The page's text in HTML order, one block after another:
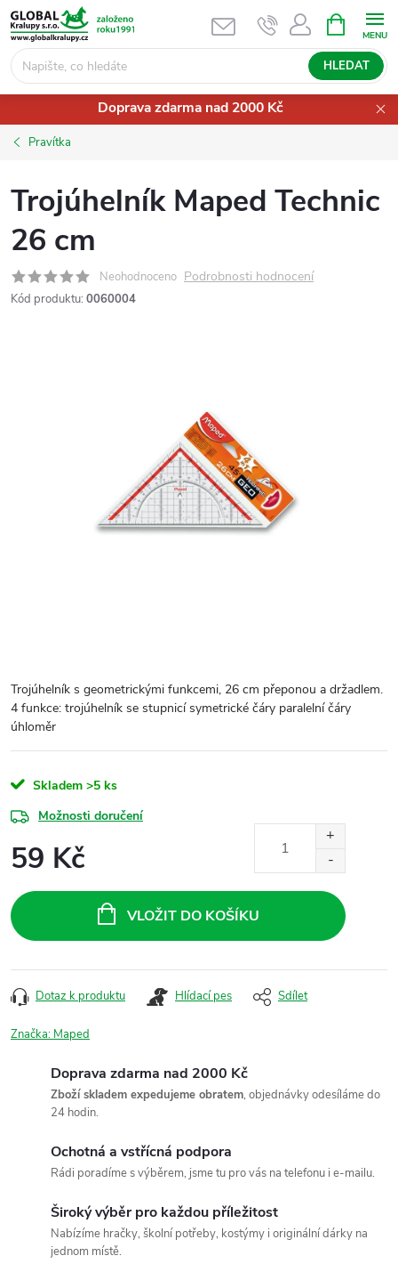
Přejít
na
obsah
HLEDAT
NÁKUPNÍ
KOŠÍK
Doprava zdarma nad 2000 Kč
Pravítka
Trojúhelník Maped Technic
26 cm
Neohodnoceno Podrobnosti hodnocení
Kód produktu: 0060004
Trojúhelník s geometrickými funkcemi, 26 cm přeponou a držadlem.
4 funkce: trojúhelník se stupnicí symetrické čáry paralelní čáry
úhloměr
Skladem >5 ks
Možnosti doručení
59 Kč
cena:
VLOŽIT DO KOŠÍKU
Dotaz k produktu Hlídací pes Sdílet
Značka: Maped
Doprava zdarma nad 2000 Kč
Zboží skladem expedujeme obratem, objednávky odesíláme do
24 hodin.
Ochotná a vstřícná podpora
Rádi poradíme s výběrem, jsme tu pro vás na telefonu i e-mailu.
Široký výběr pro každou příležitost
Nabízíme hračky, školní potřeby, kostýmy i originální dárky na
jednom místě.